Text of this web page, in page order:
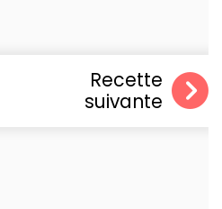
Recette
suivante